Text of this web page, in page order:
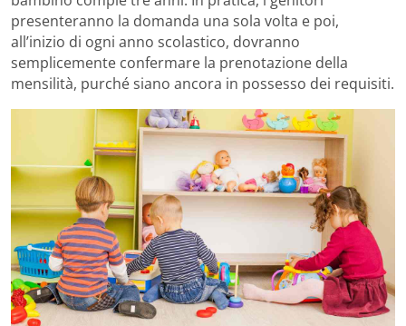
presenteranno la domanda una sola volta e poi,
all’inizio di ogni anno scolastico, dovranno
semplicemente confermare la prenotazione della
mensilità, purché siano ancora in possesso dei requisiti.